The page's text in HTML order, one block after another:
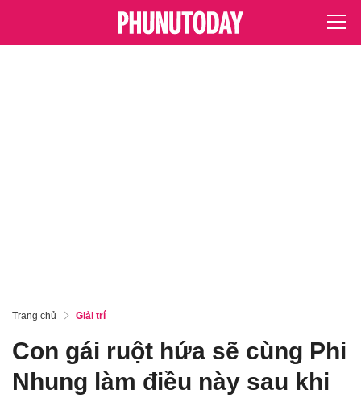
Trang chủ Giải trí
Con gái ruột hứa sẽ cùng Phi
Nhung làm điều này sau khi